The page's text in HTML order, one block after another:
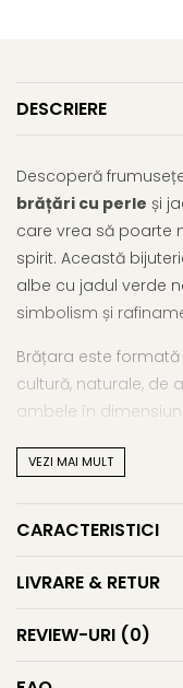
DESCRIERE
Descoperă
brățări cu perle și
care vrea să poarte
spirit. Această
albe cu jadul verde
simbolism și
Brățara este
cultură, naturale, de
ambele în
ajustabilă, ceea ce
completarea unui stil
naturaleeste
cunoscut drept
recunoscut pentru
VEZI MAI MULT
CARACTERISTICI
LIVRARE & RETUR
REVIEW-URI (0)